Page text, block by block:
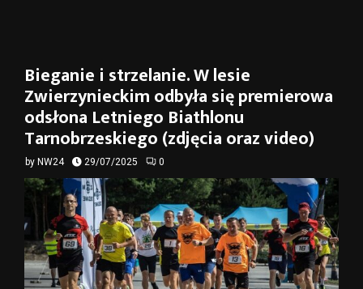
Bieganie i strzelanie. W lesie
Zwierzynieckim odbyła się premierowa
odsłona Letniego Biathlonu
Tarnobrzeskiego (zdjęcia oraz video)
by NW24 29/07/2025 0